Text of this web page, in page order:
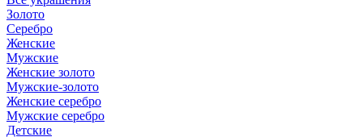
Золото
Серебро
Женские
Мужские
Женские золото
Мужские-золото
Женские серебро
Мужские серебро
Детские